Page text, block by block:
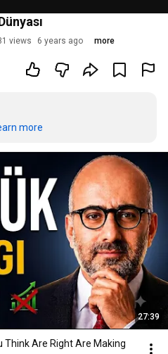
views 6 years ago more
more
27:39
Think Are Right Are Making